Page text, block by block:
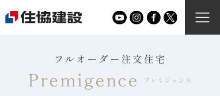
フルオーダー注文住宅
Premigence プレミジェンス